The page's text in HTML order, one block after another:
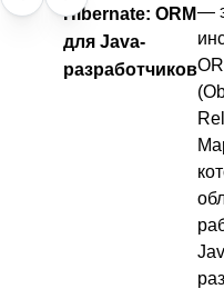
Hibernate: ORM
для Java-
разработчиков
—